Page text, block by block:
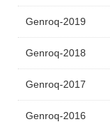
Genroq-2019
Genroq-2018
Genroq-2017
Genroq-2016